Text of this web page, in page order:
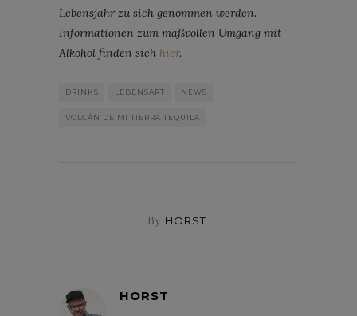
Lebensjahr zu sich genommen werden.
Informationen zum maßvollen Umgang mit
Alkohol finden sich hier.
DRINKS LEBENSART NEWS
VOLCÁN DE MI TIERRA TEQUILA
By HORST
HORST